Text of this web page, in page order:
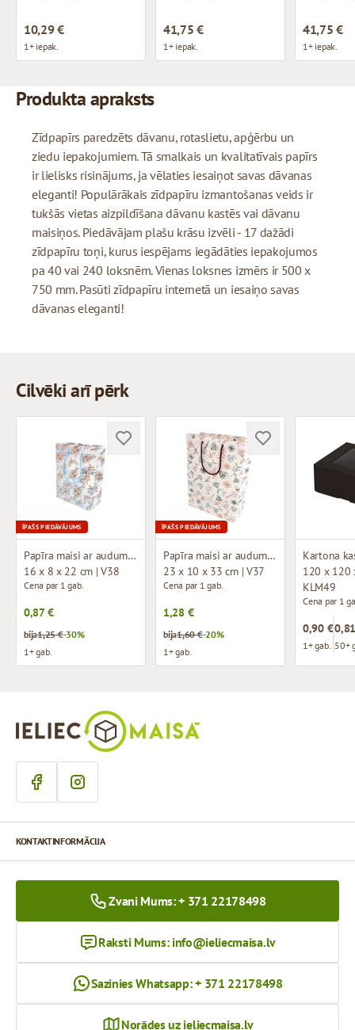
10,29 €
1+ iepak.
41,75 €
1+ iepak.
41,75 €
1+ iepak.
Produkta apraksts
Zīdpapīrs paredzēts dāvanu, rotaslietu, apģērbu un
ziedu iepakojumiem. Tā smalkais un kvalitatīvais papīrs
ir lielisks risinājums, ja vēlaties iesaiņot savas dāvanas
eleganti! Populārākais zīdpapīru izmantošanas veids ir
tukšās vietas aizpildīšana dāvanu kastēs vai dāvanu
maisiņos. Piedāvājam plašu krāsu izvēli - 17 dažādi
zīdpapīru toņi, kurus iespējams iegādāties iepakojumos
pa 40 vai 240 loksnēm. Vienas loksnes izmērs ir 500 x
750 mm. Pasūti zīdpapīru internetā un iesaiņo savas
dāvanas eleganti!
Cilvēki arī pērk
ĪPAŠS PIEDĀVĀJUMS
Papīra maisi ar auduma rokturiem un dizainu
16 x 8 x 22 cm | V38
Cena par 1 gab.
0,87 €
bija1,25 €-30%
1+ gab.
ĪPAŠS PIEDĀVĀJUMS
Papīra maisi ar auduma rokturiem un dizainu
23 x 10 x 33 cm | V37
Cena par 1 gab.
1,28 €
bija1,60 €-20%
1+ gab.
120 x 120
KLM49
Cena par 1
0,90 €
1+ gab. 50+
KONTAKTINFORMĀCIJA
Zvani Mums: + 371 22178498
Raksti Mums: info@ieliecmaisa.lv
Sazinies Whatsapp: + 371 22178498
Norādes uz ieliecmaisa.lv